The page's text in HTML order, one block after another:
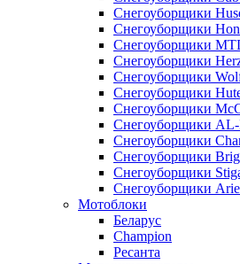
Снегоуборщики
Снегоуборщики
Снегоуборщики
Снегоуборщики
Снегоуборщики
Снегоуборщики
Снегоуборщики
Снегоуборщики
Снегоуборщики
Снегоуборщики
Снегоуборщики
Снегоуборщики
Мотоблоки
Беларус
Champion
Ресанта